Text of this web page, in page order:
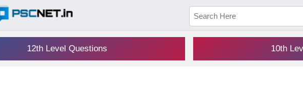
12th Level Questions 10th